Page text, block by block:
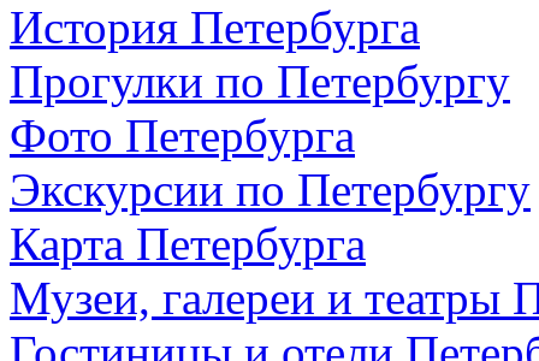
История Петербурга
Прогулки по Петербургу
Фото Петербурга
Экскурсии по Петербургу
Карта Петербурга
Музеи, галереи и театры